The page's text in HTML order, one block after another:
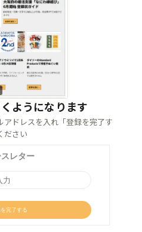
ようになります
アドレスを入れ「登録を完了す
ださい